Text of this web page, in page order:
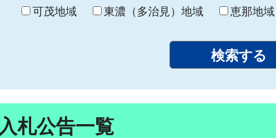
り
り
可茂地域
東濃（多治見）地域 恵那地域
入札公告一覧